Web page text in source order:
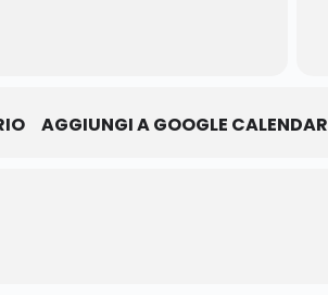
AGGIUNGI A GOOGLE CALENDAR